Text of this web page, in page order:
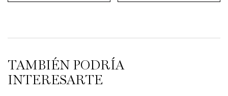
TAMBIÉN PODRÍA
INTERESARTE